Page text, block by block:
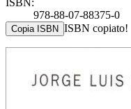
978-88-07-88375-0
Copia ISBN ISBN copiato!